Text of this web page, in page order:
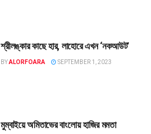
শ্রীলঙ্কার কাছে হার, লাহোরে এখন ‘নকআউট’
BYALORFOARA SEPTEMBER 1, 2023
মুম্বাইয়ে অমিতাভের বাংলোয় হাজির মমতা